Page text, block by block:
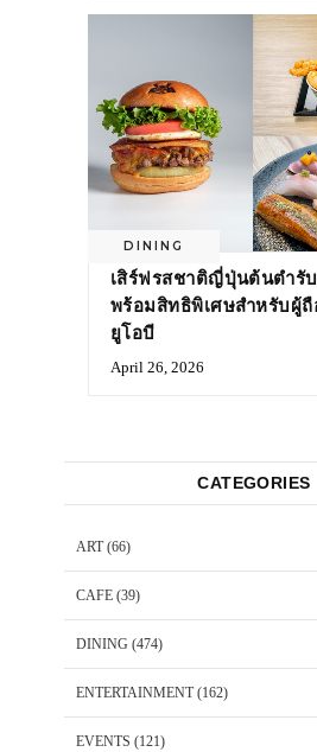
DINING
เสิร์ฟรสชาติญี่ปุ่นต้นตำรั
พร้อมสิทธิพิเศษสำหรับผู้ถื
ยูโอบี
April 26, 2026
CATEGORIES
ART(66)
CAFE (39)
DINING (474)
ENTERTAINMENT(162)
EVENTS (121)